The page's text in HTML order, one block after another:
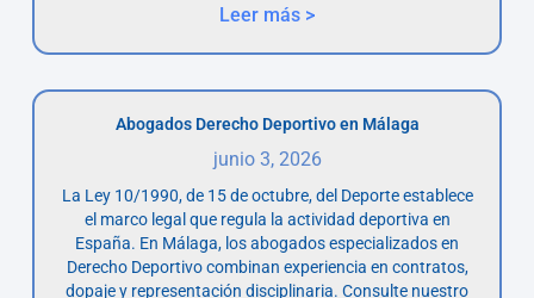
Leer más >
Abogados Derecho Deportivo en Málaga
junio 3, 2026
La Ley 10/1990, de 15 de octubre, del Deporte establece
el marco legal que regula la actividad deportiva en
España. En Málaga, los abogados especializados en
Derecho Deportivo combinan experiencia en contratos,
dopaje y representación disciplinaria. Consulte nuestro